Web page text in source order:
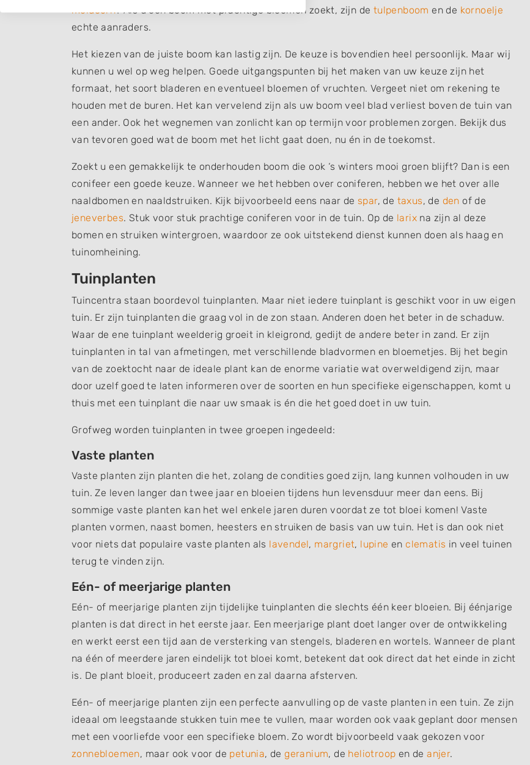
meidoorn? Als u een boom met prachtige bloemen zoekt, zijn de tulpenboom en de kornoelje
echte aanraders.
Het kiezen van de juiste boom kan lastig zijn. De keuze is bovendien heel persoonlijk. Maar wij
kunnen u wel op weg helpen. Goede uitgangspunten bij het maken van uw keuze zijn het
formaat, het soort bladeren en eventueel bloemen of vruchten. Vergeet niet om rekening te
houden met de buren. Het kan vervelend zijn als uw boom veel blad verliest boven de tuin van
een ander. Ook het wegnemen van zonlicht kan op termijn voor problemen zorgen. Bekijk dus
van tevoren goed wat de boom met het licht gaat doen, nu én in de toekomst.
Zoekt u een gemakkelijk te onderhouden boom die ook ‘s winters mooi groen blijft? Dan is een
conifeer een goede keuze. Wanneer we het hebben over coniferen, hebben we het over alle
naaldbomen en naaldstruiken. Kijk bijvoorbeeld eens naar de spar, de taxus, de den of de
jeneverbes. Stuk voor stuk prachtige coniferen voor in de tuin. Op de larix na zijn al deze
bomen en struiken wintergroen, waardoor ze ook uitstekend dienst kunnen doen als haag en
tuinomheining.
Tuinplanten
Tuincentra staan boordevol tuinplanten. Maar niet iedere tuinplant is geschikt voor in uw eigen
tuin. Er zijn tuinplanten die graag vol in de zon staan. Anderen doen het beter in de schaduw.
Waar de ene tuinplant weelderig groeit in kleigrond, gedijt de andere beter in zand. Er zijn
tuinplanten in tal van afmetingen, met verschillende bladvormen en bloemetjes. Bij het begin
van de zoektocht naar de ideale plant kan de enorme variatie wat overweldigend zijn, maar
door uzelf goed te laten informeren over de soorten en hun specifieke eigenschappen, komt u
thuis met een tuinplant die naar uw smaak is én die het goed doet in uw tuin.
Grofweg worden tuinplanten in twee groepen ingedeeld:
Vaste planten
Vaste planten zijn planten die het, zolang de condities goed zijn, lang kunnen volhouden in uw
tuin. Ze leven langer dan twee jaar en bloeien tijdens hun levensduur meer dan eens. Bij
sommige vaste planten kan het wel enkele jaren duren voordat ze tot bloei komen! Vaste
planten vormen, naast bomen, heesters en struiken de basis van uw tuin. Het is dan ook niet
voor niets dat populaire vaste planten als lavendel, margriet, lupine en clematis in veel tuinen
terug te vinden zijn.
Eén- of meerjarige planten
Eén- of meerjarige planten zijn tijdelijke tuinplanten die slechts één keer bloeien. Bij éénjarige
planten is dat direct in het eerste jaar. Een meerjarige plant doet langer over de ontwikkeling
en werkt eerst een tijd aan de versterking van stengels, bladeren en wortels. Wanneer de plant
na één of meerdere jaren eindelijk tot bloei komt, betekent dat ook direct dat het einde in zicht
is. De plant bloeit, produceert zaden en zal daarna afsterven.
Eén- of meerjarige planten zijn een perfecte aanvulling op de vaste planten in een tuin. Ze zijn
ideaal om leegstaande stukken tuin mee te vullen, maar worden ook vaak geplant door mensen
met een voorliefde voor een specifieke bloem. Zo wordt bijvoorbeeld vaak gekozen voor
zonnebloemen, maar ook voor de petunia, de geranium, de heliotroop en deanjer.